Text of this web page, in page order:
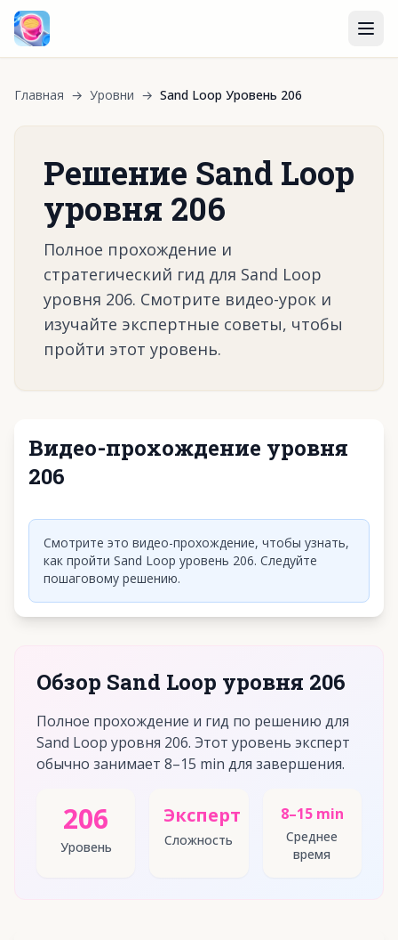
Главная → Уровни → Sand Loop Уровень 206
Решение Sand Loop
уровня 206
Полное прохождение и
стратегический гид для Sand Loop
уровня 206. Смотрите видео-урок и
изучайте экспертные советы, чтобы
пройти этот уровень.
Видео-прохождение уровня
206
Смотрите это видео-прохождение, чтобы узнать,
как пройти Sand Loop уровень 206. Следуйте
пошаговому решению.
Обзор Sand Loop уровня 206
Полное прохождение и гид по решению для
Sand Loop уровня 206. Этот уровень эксперт
обычно занимает 8–15 min для завершения.
206
Уровень
Эксперт
Сложность
8–15 min
Среднее
время